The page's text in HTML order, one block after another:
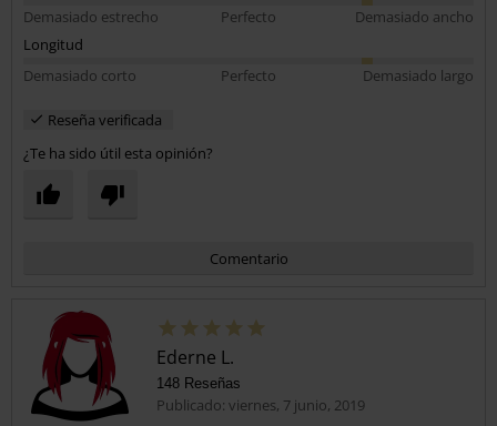
Demasiado estrecho
Perfecto
Demasiado ancho
Longitud
Demasiado corto
Perfecto Demasiado largo
Reseña verificada
¿Te ha sido útil esta opinión?
Comentario
Ederne L.
148 Reseñas
Publicado: viernes, 7 junio, 2019